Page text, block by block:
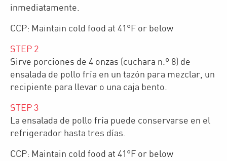
inmediatamente.
CCP: Maintain cold food at 41°F or below
STEP 2
Sirve porciones de 4 onzas (cuchara n.º 8) de
ensalada de pollo fría en un tazón para mezclar, un
recipiente para llevar o una caja bento.
STEP 3
La ensalada de pollo fría puede conservarse en el
refrigerador hasta tres días.
CCP: Maintain cold food at 41°F or below